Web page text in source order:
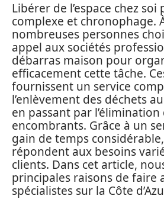
Libérer de l’espace chez soi
complexe et chronophage.
nombreuses personnes
appel aux sociétés
débarras maison pour
efficacement cette tâche.
fournissent un service
l’enlèvement des déchets
en passant par l’élimination
encombrants. Grâce à un
gain de temps
répondent aux besoins
clients. Dans cet article,
principales raisons de faire
spécialistes sur la Côte